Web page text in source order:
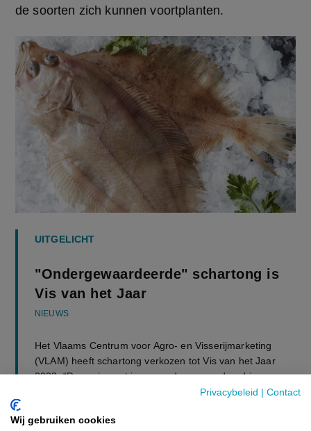
Privacybeleid | Contact
Wij gebruiken cookies
de soorten zich kunnen voortplanten.
UITGELICHT
"Ondergewaardeerde" schartong is
Vis van het Jaar
NIEUWS
Het Vlaams Centrum voor Agro- en Visserijmarketing
(VLAM) heeft schartong verkozen tot Vis van het Jaar
2023. “Deze vissoort is nog ondergewaardeerd in ons
22 JUNI 2023